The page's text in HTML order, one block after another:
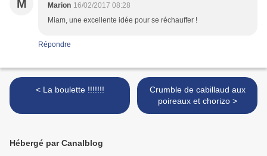
M Marion 16/02/2017 08:28
Miam, une excellente idée pour se réchauffer !
Répondre
< La boulette !!!!!!!
Crumble de cabillaud aux
poireaux et chorizo >
Hébergé par Canalblog